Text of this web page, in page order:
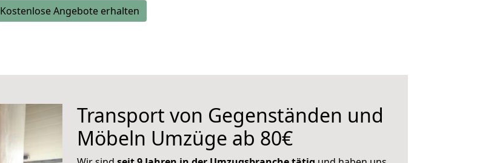
Kostenlose Angebote erhalten
Transport von Gegenständen und
Möbeln Umzüge ab 80€